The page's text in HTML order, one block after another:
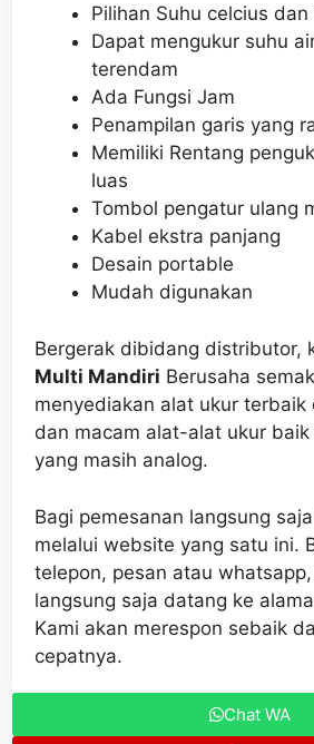
Pilihan Suhu celcius
Dapat mengukur suhu
terendam
Ada Fungsi Jam
Penampilan garis yang
Memiliki Rentang
luas
Tombol pengatur ulang
Kabel ekstra panjang
Desain portable
Mudah digunakan
Bergerak dibidang distributor,
Multi Mandiri Berusaha
menyediakan alat ukur terbaik
dan macam alat-alat ukur
yang masih analog.
Bagi pemesanan langsung
melalui website yang satu ini.
telepon, pesan atau
langsung saja datang ke
Kami akan merespon sebaik
cepatnya.
Chat WA